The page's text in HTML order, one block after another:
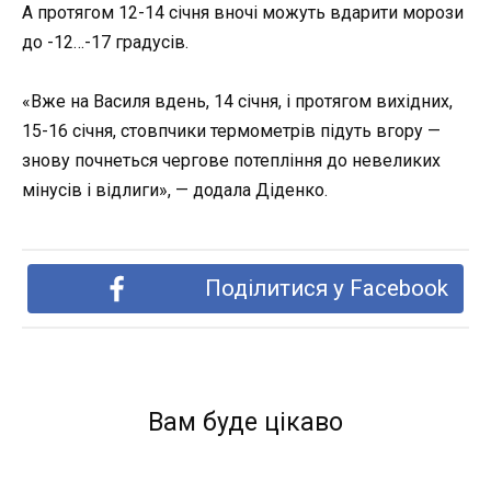
А протягом 12-14 січня вночі можуть вдарити морози
до -12…-17 градусів.
«Вже на Василя вдень, 14 січня, і протягом вихідних,
15-16 січня, стовпчики термометрів підуть вгору —
знову почнеться чергове потепління до невеликих
мінусів і відлиги», — додала Діденко.
Поділитися у Facebook
Вам буде цікаво